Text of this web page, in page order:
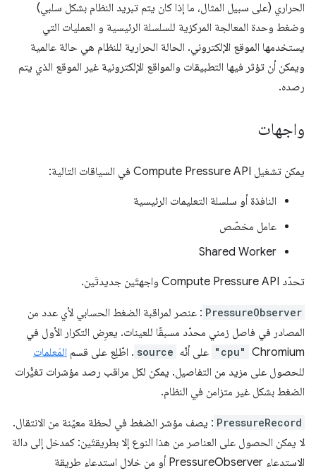
الحراري (على سبيل المثال، ما إذا كان يتم تبريد النظام بشكل سلبي)
وضغط وحدة المعالجة المركزية للسلسلة الرئيسية و العمليات التي
يستخدمها الموقع الإلكتروني. الحالة الحرارية للنظام هي حالة عالمية
ويمكن أن تؤثر فيها التطبيقات والمواقع الإلكترونية غير الموقع الذي يتم
رصده.
واجهات
يمكن تشغيل Compute Pressure API في السياقات التالية:
النافذة أو سلسلة التعليمات الرئيسية
عامل مخصّص
Shared Worker
تحدّد Compute Pressure API واجهتَين جديدتَين.
PressureObserver : عنصر لمراقبة الضغط الحسابي لأي عدد من
المصادر في فاصل زمني محدّد مسبقًا للعينات. يعرِض التكرار الأول في
Chromium
"cpu" على أنّه source . اطّلِع على قسم المَعلمات
للحصول على مزيد من التفاصيل. يمكن لكل مراقب رصد مؤشرات تغيُّرات
الضغط بشكل غير متزامن في النظام.
PressureRecord : يصف مؤشر الضغط في لحظة معيّنة من الانتقال.
لا يمكن الحصول على العناصر من هذا النوع إلا بطريقتَين: كمدخل إلى دالة
الاستدعاء PressureObserver أو من خلال استدعاء طريقة